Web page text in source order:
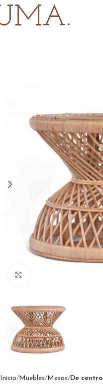
Inicio Muebles Mesas De centro